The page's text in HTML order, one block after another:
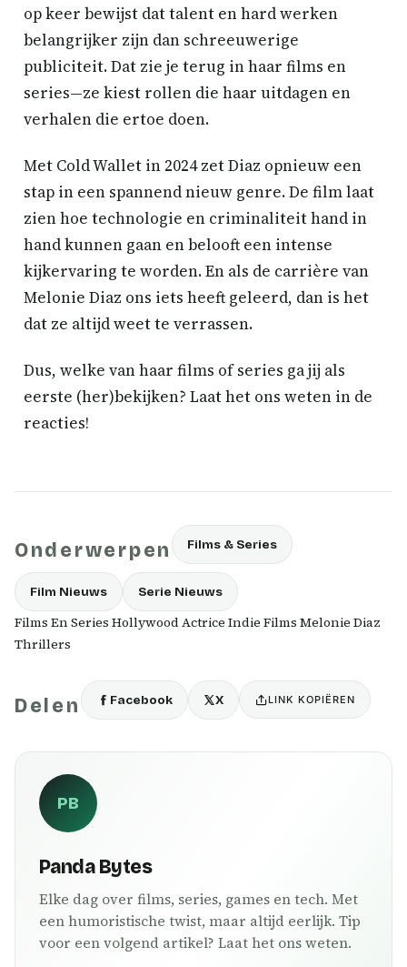
op keer bewijst dat talent en hard werken
belangrijker zijn dan schreeuwerige
publiciteit. Dat zie je terug in haar films en
series—ze kiest rollen die haar uitdagen en
verhalen die ertoe doen.
Met Cold Wallet in 2024 zet Diaz opnieuw een
stap in een spannend nieuw genre. De film laat
zien hoe technologie en criminaliteit hand in
hand kunnen gaan en belooft een intense
kijkervaring te worden. En als de carrière van
Melonie Diaz ons iets heeft geleerd, dan is het
dat ze altijd weet te verrassen.
Dus, welke van haar films of series ga jij als
eerste (her)bekijken? Laat het ons weten in de
reacties!
Onderwerpen Films & Series
Film Nieuws Serie Nieuws
Films En Series Hollywood Actrice Indie Films Melonie Diaz
Thrillers
Delen Facebook X LINK KOPIËREN
PB
Panda Bytes
Elke dag over films, series, games en tech. Met
een humoristische twist, maar altijd eerlijk. Tip
voor een volgend artikel? Laat het ons weten.